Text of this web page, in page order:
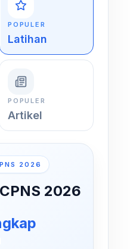
POPULER
Latihan
POPULER
Artikel
2026
2026